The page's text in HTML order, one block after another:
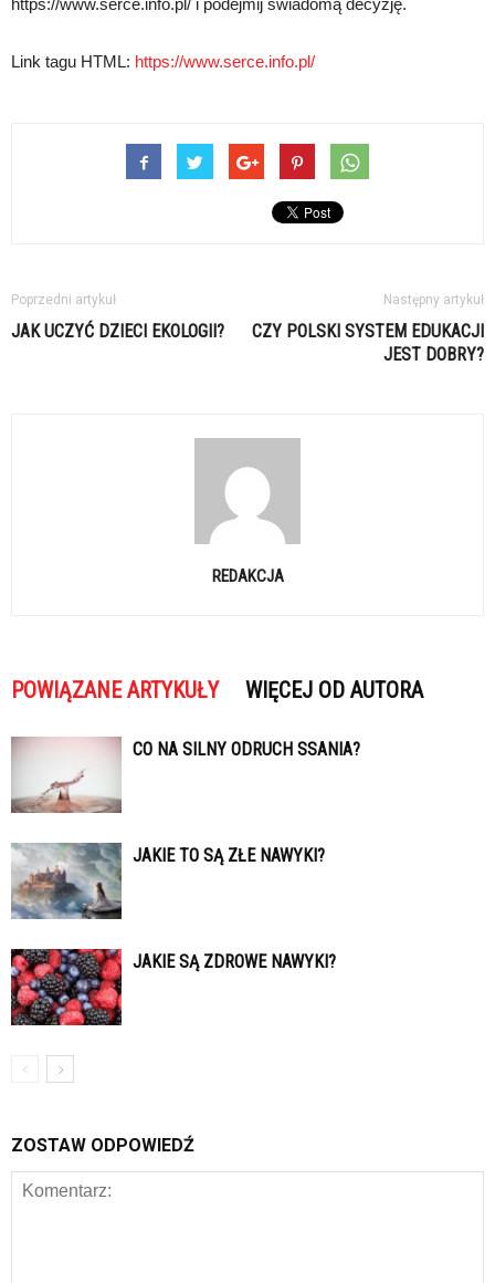
https://www.serce.info.pl/ i podejmij świadomą decyzję.
Link tagu HTML: https://www.serce.info.pl/
Poprzedni artykuł
JAK UCZYĆ DZIECI EKOLOGII?
Następny artykuł
CZY POLSKI SYSTEM EDUKACJI
JEST DOBRY?
REDAKCJA
POWIĄZANE ARTYKUŁY WIĘCEJ OD AUTORA
CO NA SILNY ODRUCH SSANIA?
JAKIE TO SĄ ZŁE NAWYKI?
JAKIE SĄ ZDROWE NAWYKI?
ZOSTAW ODPOWIEDŹ